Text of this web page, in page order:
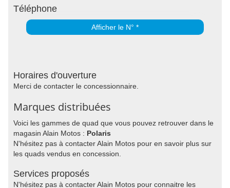
Téléphone
Afficher le N° *
Horaires d'ouverture
Merci de contacter le concessionnaire.
Marques distribuées
Voici les gammes de quad que vous pouvez retrouver dans le
magasin Alain Motos : Polaris
N'hésitez pas à contacter Alain Motos pour en savoir plus sur
les quads vendus en concession.
Services proposés
N'hésitez pas à contacter Alain Motos pour connaitre les